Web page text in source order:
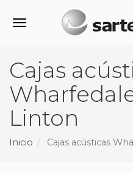
Alternar navegación
Cajas
Linton
Inicio Cajas acústicas